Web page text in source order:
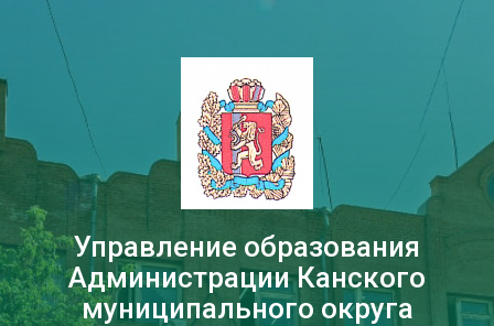
Управление образования
Администрации Канского
муниципального округа